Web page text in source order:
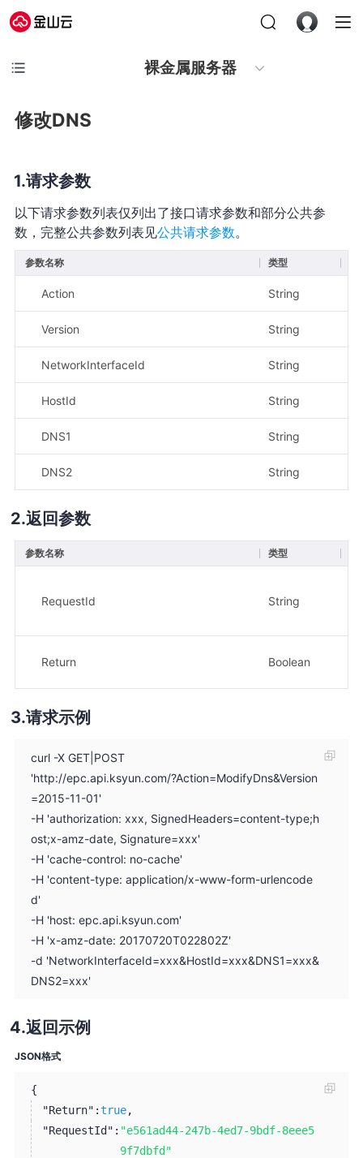
裸金属服务器
修改DNS
请求参数
以下请求参数列表仅列出了接口请求参数和部分公共参
数，完整公共参数列表见公共请求参数。
参数名称 类型
Action String
Version String
NetworkInterfaceId String
HostId String
DNS1 String
DNS2 String
返回参数
参数名称 类型
RequestId String
Return Boolean
请求示例
curl -X GET|POST
'http://epc.api.ksyun.com/?Action=ModifyDns&Version
=2015-11-01'
-H 'authorization: xxx, SignedHeaders=content-type;h
ost;x-amz-date, Signature=xxx'
-H 'cache-control: no-cache'
-H 'content-type: application/x-www-form-urlencode
d'
-H 'host: epc.api.ksyun.com'
-H 'x-amz-date: 20170720T022802Z'
-d 'NetworkInterfaceId=xxx&HostId=xxx&DNS1=xxx&
DNS2=xxx'
返回示例
JSON格式
{
"Return":true,
"RequestId": "e561ad44-247b-4ed7-9bdf-8eee5
9f7dbfd"